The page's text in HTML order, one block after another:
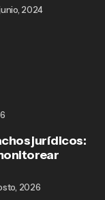
2024
jurídicos:
2026